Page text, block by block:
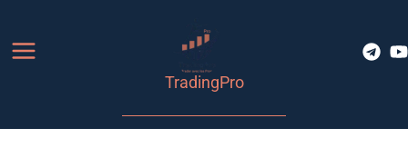
contenu
TradingPro